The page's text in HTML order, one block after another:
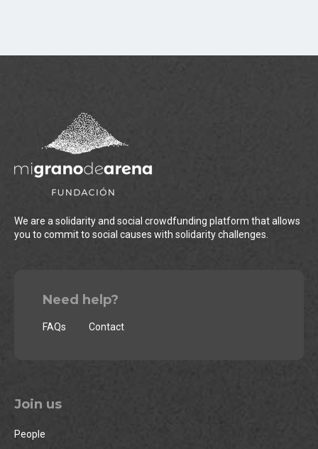
We are a solidarity and social crowdfunding platform that allows
you to commit to social causes with solidarity challenges.
Need help?
FAQs Contact
Join us
People